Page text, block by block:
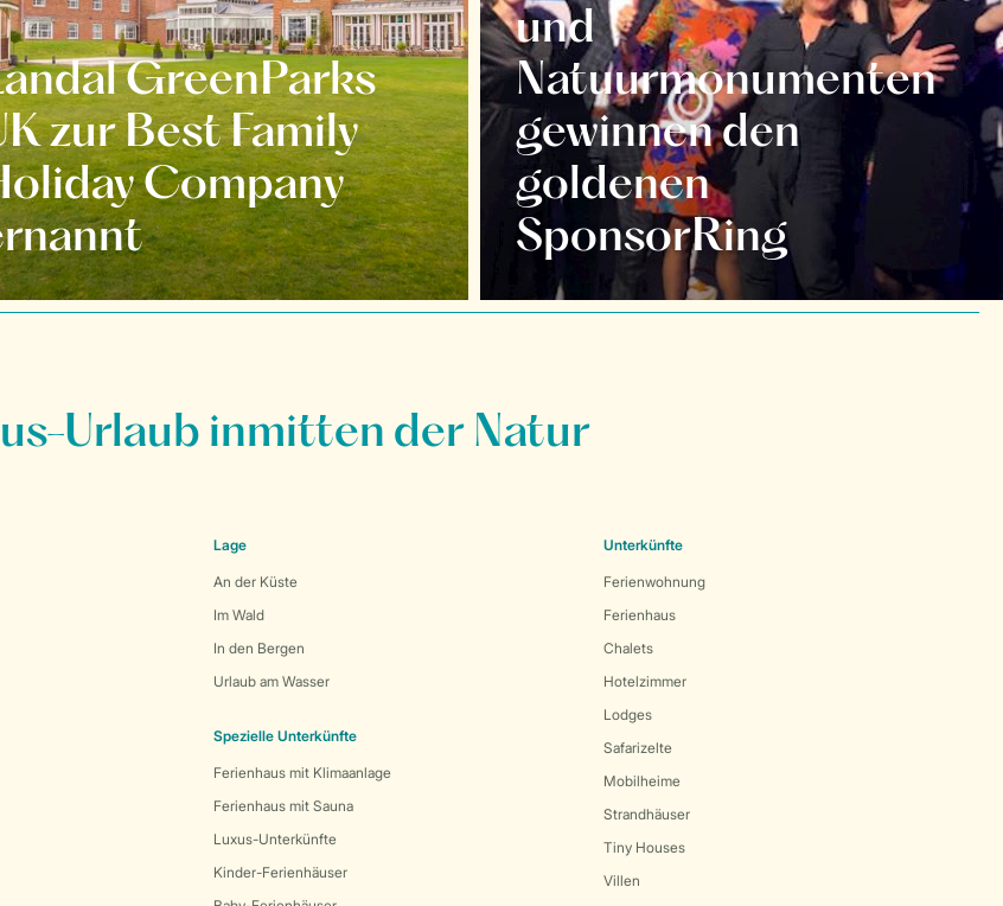
GreenParks
zur Best Family
Company
und
Natuurmonumenten
gewinnen den
goldenen
SponsorRing
Urlaub inmitten der Natur
Lage
An der Küste
Im Wald
In den Bergen
Urlaub am Wasser
Spezielle Unterkünfte
Ferienhaus mit Klimaanlage
Ferienhaus mit Sauna
Luxus-Unterkünfte
Kinder-Ferienhäuser
Unterkünfte
Ferienwohnung
Ferienhaus
Chalets
Hotelzimmer
Lodges
Safarizelte
Mobilheime
Strandhäuser
Tiny Houses
Villen